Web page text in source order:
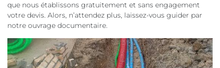
que nous établissons gratuitement et sans engagement
votre devis. Alors, n’attendez plus, laissez-vous guider par
notre ouvrage documentaire.